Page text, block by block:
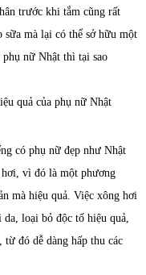
trước khi tắm cũng rất
mà lại có thể sở hữu một
nữ Nhật thì tại sao
có phụ nữ đẹp như Nhật
hơi, vì đó là một phương
mà hiệu quả. Việc xông hơi
da, loại bỏ độc tố hiệu quả,
đó dễ dàng hấp thu các